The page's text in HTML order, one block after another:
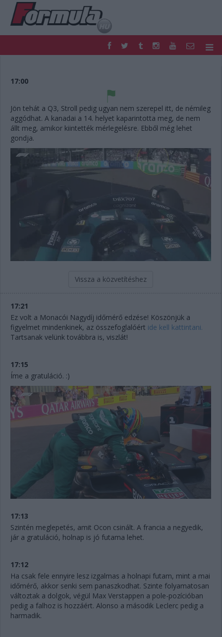
FORMULA
PODCAST
SHOP
LIVE
TIPPJÁTÉK
DIGITÁLIS MAGAZIN
VERSENYNAPTÁRAK
17:00
Jön tehát a Q3, Stroll pedig ugyan nem szerepel itt, de némileg
aggódhat. A kanadai a 14. helyet kaparintotta meg, de nem
állt meg, amikor kiintették mérlegelésre. Ebből még lehet
gondja.
Vissza a közvetítéshez
17:21
Ez volt a Monacói Nagydíj időmérő edzése! Köszönjük a
figyelmet mindenkinek, az összefoglalóért ide kell kattintani.
Tartsanak velünk továbbra is, viszlát!
17:15
Íme a gratuláció. :)
17:13
Szintén meglepetés, amit Ocon csinált. A francia a negyedik,
jár a gratuláció, holnap is jó futama lehet.
17:12
Ha csak fele ennyire lesz izgalmas a holnapi futam, mint a mai
időmérő, akkor senki sem panaszkodhat. Szinte folyamatosan
változtak a dolgok, végül Max Verstappen a pole-pozícióban
pedig a falhoz is hozzáért. Alonso a második Leclerc pedig a
harmadik.